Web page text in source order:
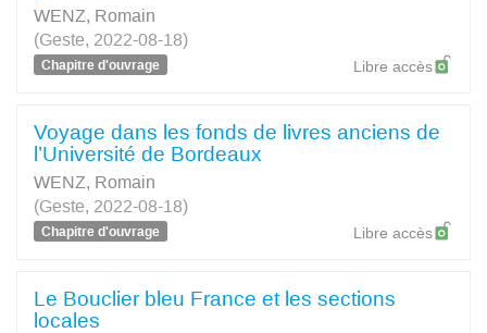
WENZ, Romain
(Geste, 2022-08-18)
Chapitre d'ouvrage Libre accès
Voyage dans les fonds de livres anciens de
l’Université de Bordeaux
WENZ, Romain
(Geste, 2022-08-18)
Chapitre d'ouvrage Libre accès
Le Bouclier bleu France et les sections
locales